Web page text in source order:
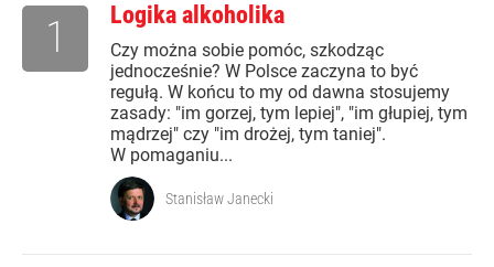
Logika alkoholika
Czy można sobie pomóc, szkodząc
jednocześnie? W Polsce zaczyna to być
regułą. W końcu to my od dawna stosujemy
zasady: "im gorzej, tym lepiej", "im głupiej, tym
mądrzej" czy "im drożej, tym taniej".
W pomaganiu...
1
Stanisław Janecki